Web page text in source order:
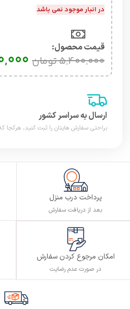
در انبار موجود نمی باشد
قیمت محصول:​
۵,۴۰۰,۰۰۰تومان
ارسال به سراسر کشور
براحتی سفارش هایتان را ثبت کنید، هرکجا
پرداخت درب منزل
بعد از دریافت سفارش
امکان مرجوع کردن سفارش
در صورت عدم رضایت